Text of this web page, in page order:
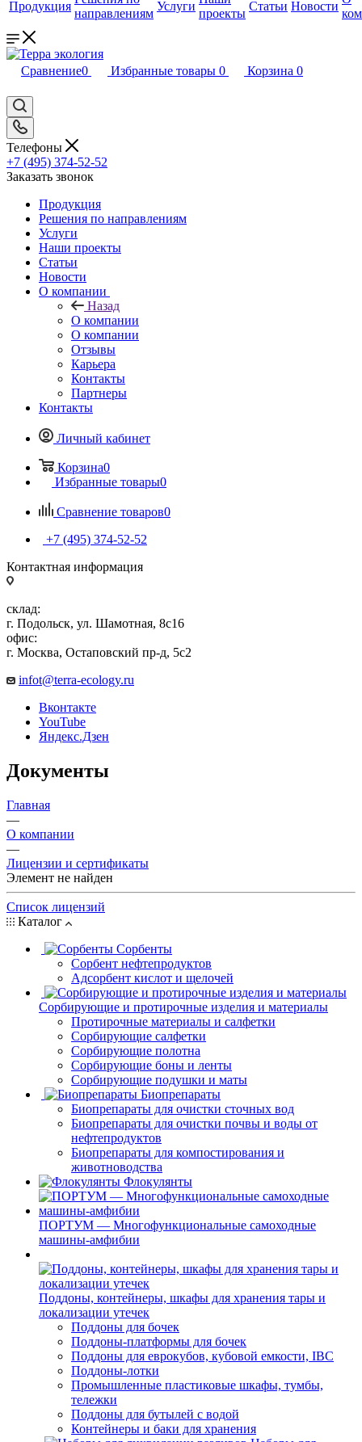
Продукция
направлениям
Услуги
проекты
Статьи Новости
Сравнение0 Избранные товары 0 Корзина 0
Телефоны
+7 (495) 374-52-52
Заказать звонок
Продукция
Решения по направлениям
Услуги
Наши проекты
Статьи
Новости
О компании
Назад
О компании
О компании
Отзывы
Карьера
Контакты
Партнеры
Контакты
Личный кабинет
Корзина0
Избранные товары0
Сравнение товаров0
+7 (495) 374-52-52
Контактная информация
склад:
г. Подольск, ул. Шамотная, 8с16
офис:
г. Москва, Остаповский пр-д, 5с2
infot@terra-ecology.ru
Вконтакте
YouTube
Яндекс.Дзен
Документы
Главная
—
О компании
—
Лицензии и сертификаты
Элемент не найден
Список лицензий
Каталог
Сорбенты
Сорбент нефтепродуктов
Адсорбент кислот и щелочей
Сорбирующие и протирочные изделия и материалы
Протирочные материалы и салфетки
Сорбирующие салфетки
Сорбирующие полотна
Сорбирующие боны и ленты
Сорбирующие подушки и маты
Биопрепараты
Биопрепараты для очистки сточных вод
Биопрепараты для очистки почвы и воды от
нефтепродуктов
Биопрепараты для компостирования и
животноводства
Флокулянты
ПОРТУМ — Многофункциональные самоходные
машины-амфибии
Поддоны, контейнеры, шкафы для хранения тары и
локализации утечек
Поддоны для бочек
Поддоны-платформы для бочек
Поддоны для еврокубов, кубовой емкости, IBC
Поддоны-лотки
Промышленные пластиковые шкафы, тумбы,
тележки
Поддоны для бутылей с водой
Контейнеры и баки для хранения